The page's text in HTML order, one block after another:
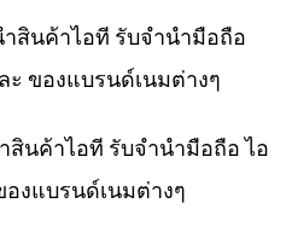
สินค้าไอที รับจำนำมือถือ
ของแบรนด์เนมต่างๆ
สินค้าไอที รับจำนำมือถือ ไอ
งแบรนด์เนมต่างๆ